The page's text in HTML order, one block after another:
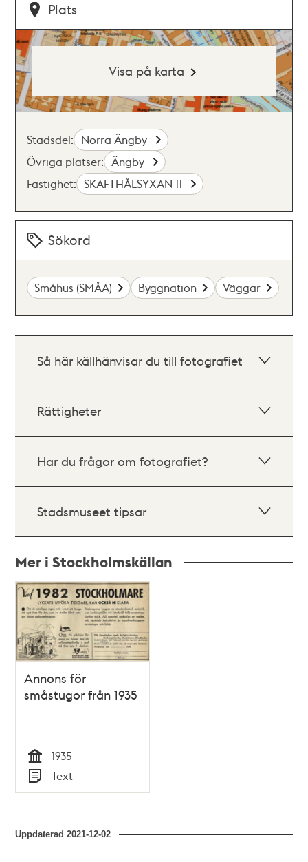
Plats
Visa på karta
Stadsdel: Norra Ängby
Övriga platser: Ängby
Fastighet: SKAFTHÅLSYXAN 11
Sökord
Småhus (SMÅA) Byggnation Väggar
Så här källhänvisar du till fotografiet
Rättigheter
Har du frågor om fotografiet?
Stadsmuseet tipsar
Mer i Stockholmskällan
Relaterade
poster
och
teman
Annons för
småstugor från 1935
Tid
1935
Typ
Text
Uppdaterad2021-12-02